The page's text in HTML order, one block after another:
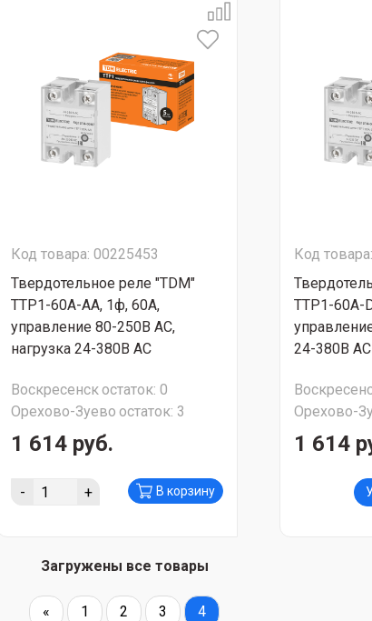
Код товара: 00225453
Твердотельное реле "TDM"
ТТР1-60А-AА, 1ф, 60А,
управление 80-250В AС,
нагрузка 24-380В АС
Воскресенскостаток: 0
Орехово-Зуево остаток: 3
1 614 руб.
- + В корзину
Код
ТТР1-60А-
24-380В АС
Орехово-
1 614
Загружены все товары
« 1 2 3 4